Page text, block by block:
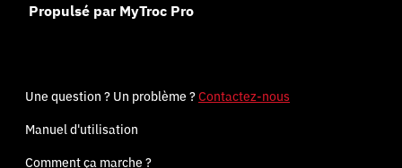
Propulsé par MyTroc Pro
Une question ? Un problème ?Contactez-nous
Manuel d'utilisation
Comment ça marche ?